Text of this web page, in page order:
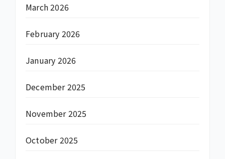
March 2026
February 2026
January 2026
December 2025
November 2025
October 2025